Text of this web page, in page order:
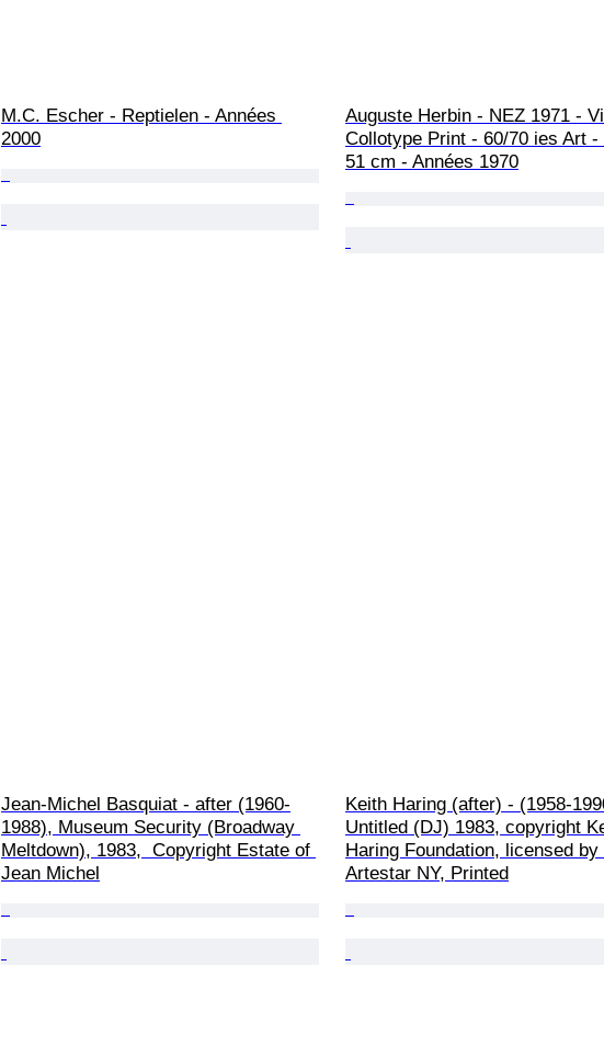
M.C. Escher - Reptielen - Années
2000
Auguste Herbin - NEZ 1971 -
Collotype Print - 60/70 ies Art -
51 cm - Années 1970
Jean-Michel Basquiat - after (1960-
1988), Museum Security (Broadway
Meltdown), 1983,  Copyright Estate of
Jean Michel
Keith Haring (after) - (1958-
Untitled (DJ) 1983, copyright
Haring Foundation, licensed by
Artestar NY, Printed